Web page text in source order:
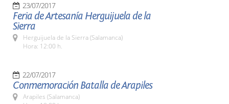
23/07/2017
Feria de Artesanía Herguijuela de la
Sierra
Herguijuela de la Sierra (Salamanca)
Hora: 12:00 h.
22/07/2017
Conmemoración Batalla de Arapiles
Arapiles (Salamanca)